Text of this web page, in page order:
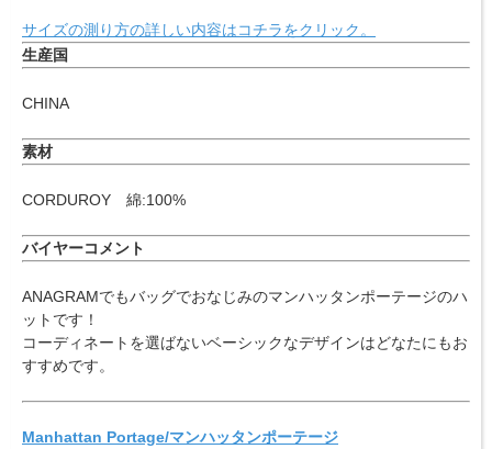
サイズの測り方の詳しい内容はコチラをクリック。
生産国
CHINA
素材
CORDUROY 綿:100%
バイヤーコメント
ANAGRAMでもバッグでおなじみのマンハッタンポーテージのハ
ットです！
コーディネートを選ばないベーシックなデザインはどなたにもお
すすめです。
Manhattan Portage/マンハッタンポーテージ